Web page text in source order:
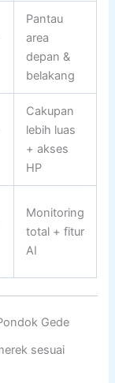
Pantau
area
depan &
belakang
Cakupan
lebih luas
+ akses
HP
Monitoring
total + fitur
AI
Gede
sesuai